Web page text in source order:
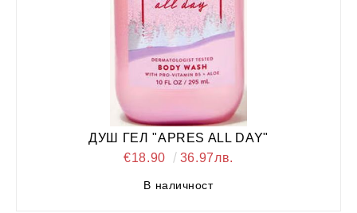
ДУШ ГЕЛ "APRES ALL DAY"
€18.90
36.97лв.
В наличност